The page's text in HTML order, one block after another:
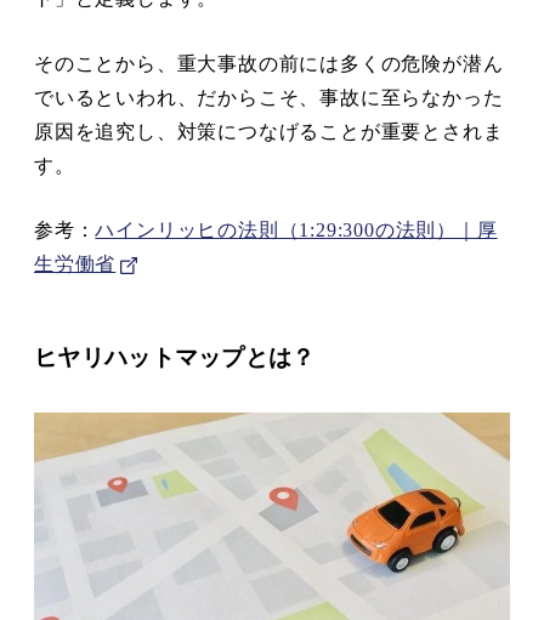
そのことから、重大事故の前には多くの危険が潜ん
でいるといわれ、だからこそ、事故に至らなかった
原因を追究し、対策につなげることが重要とされま
す。
参考：ハインリッヒの法則（1:29:300の法則）｜厚
生労働省
ヒヤリハットマップとは？